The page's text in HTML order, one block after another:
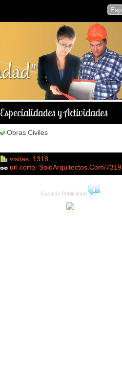
Especialidades y Actividades
Obras Civiles
visitas: 1318
url corto: SoloArquitectos.Com/7319
Espacio Publicitario